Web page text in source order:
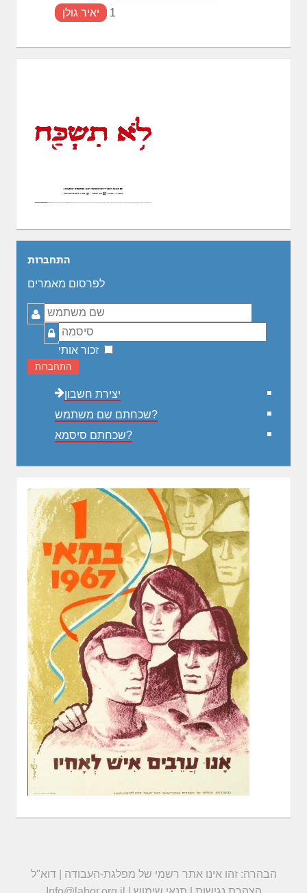
יאיר גולן 1
התחברות
לפרסום מאמרים
שם
משתמש
סיסמה
זכור אותי
התחברות
יצירת חשבון
שכחתם שם משתמש?
שכחתם סיסמא?
הבהרה: זהו אינו אתר רשמי של מפלגת-העבודה | דוא"ל